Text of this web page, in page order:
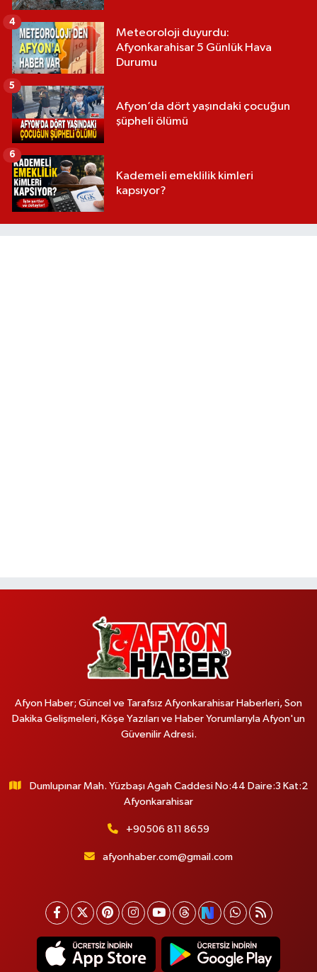
Meteoroloji duyurdu:
Afyonkarahisar 5 Günlük Hava
Durumu
4
Afyon’da dört yaşındaki çocuğun
şüpheli ölümü
5
Kademeli emeklilik kimleri
kapsıyor?
6
Afyon Haber; Güncel ve Tarafsız Afyonkarahisar Haberleri, Son
Dakika Gelişmeleri, Köşe Yazıları ve Haber Yorumlarıyla Afyon'un
Güvenilir Adresi.
Dumlupınar Mah. Yüzbaşı Agah Caddesi No:44 Daire:3 Kat:2
Afyonkarahisar
+90506 811 8659
afyonhaber.com@gmail.com